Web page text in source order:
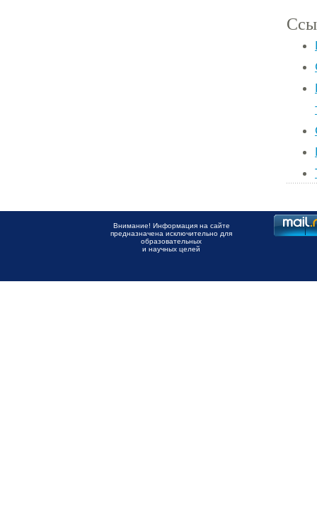
Внимание! Информация на сайте
предназначена исключительно для
образовательных
и научных целей